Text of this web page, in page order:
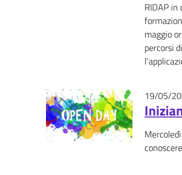
RIDAP in
maggio
percorsi
19/05/